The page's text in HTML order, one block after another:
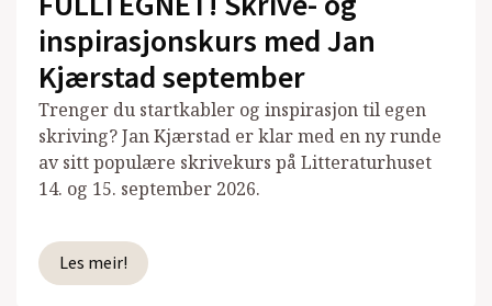
inspirasjonskurs med Jan
Kjærstad september
Trenger du startkabler og inspirasjon til egen
skriving? Jan Kjærstad er klar med en ny runde
av sitt populære skrivekurs på Litteraturhuset
14. og 15. september 2026.
Les meir!